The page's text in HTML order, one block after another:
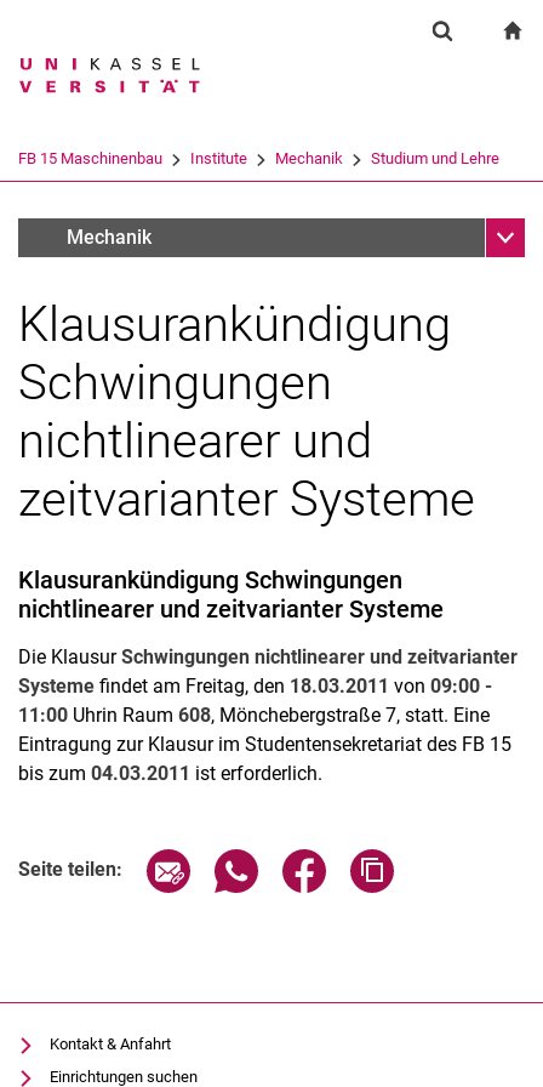
Springe direkt zu: Inhalt
Springe direkt zu: Suche
Springe direkt zu:
Suchbegriff
Suchen (öffnet externen Link in einem
FB 15 Maschinenbau Institute Mechanik Studium und Lehre
PrüfungenMechanik
Bachelor: Wahlpflichtfächer
Semester- und Abschlussarbeiten
Fortgeschrittenenpraktikum
Klausurankündigung
Schwingungen
nichtlinearer und
zeitvarianter Systeme
Klausurankündigung Schwingungen
nichtlinearer und zeitvarianter Systeme
Die KlausurSchwingungen nichtlinearer und zeitvarianter
Systeme findet am Freitag, den 18.03.2011 von 09:00 -
11:00 Uhrin Raum 608, Mönchebergstraße 7, statt. Eine
Eintragung zur Klausur im Studentensekretariat des FB 15
bis zum 04.03.2011 ist erforderlich.
Seite teilen: Seite über E-Mail teilen
Seite über WhatsApp teilen
Seite über Facebook
Kontakt & Anfahrt
Einrichtungen suchen